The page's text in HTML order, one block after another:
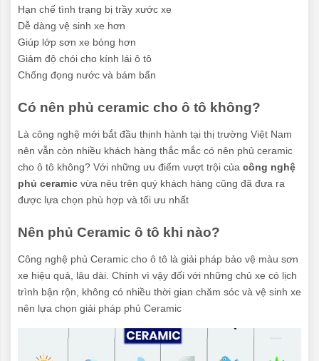
Hạn chế tình trạng bị trầy xước xe
Dễ dàng vệ sinh xe hơn
Giúp lớp sơn xe bóng hơn
Giảm độ chói cho kính lái ô tô
Chống đọng nước và bám bẩn
Có nên phủ ceramic cho ô tô không?
Là công nghệ mới bắt đầu thịnh hành tại thị trường Việt Nam
nên vẫn còn nhiều khách hàng thắc mắc có nên phủ ceramic
cho ô tô không? Với những ưu điểm vượt trội của công nghệ
phủ ceramic vừa nêu trên quý khách hàng cũng đã đưa ra
được lựa chọn phù hợp và tối ưu nhất
Nên phủ Ceramic ô tô khi nào?
Công nghệ phủ Ceramic cho ô tô là giải pháp bảo vệ màu sơn
xe hiệu quả, lâu dài. Chính vì vậy đối với những chủ xe có lịch
trình bận rộn, không có nhiều thời gian chăm sóc và vệ sinh xe
nên lựa chọn giải pháp phủ Ceramic